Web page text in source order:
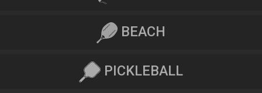
BEACH
PICKLEBALL